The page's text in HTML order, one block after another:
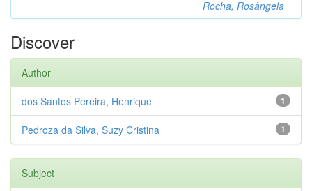
Rocha, Rosângela
Discover
Author
1
dos Santos Pereira, Henrique
1
Pedroza da Silva, Suzy Cristina
Subject